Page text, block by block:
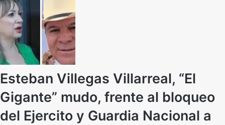
Esteban Villegas Villarreal, “El
Gigante” mudo, frente al bloqueo
del Ejercito y Guardia Nacional a